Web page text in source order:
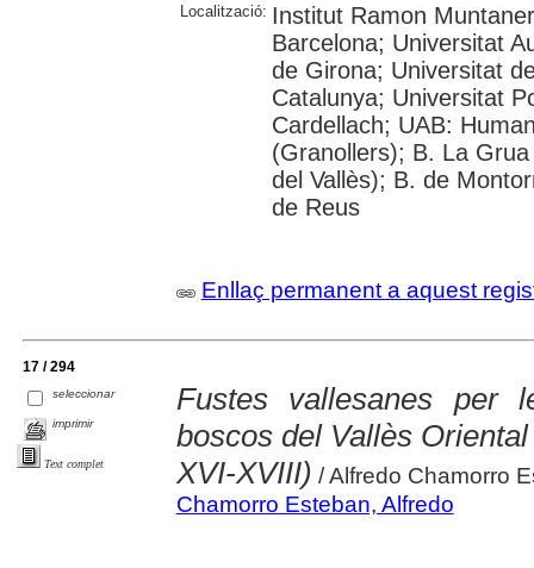
Localització: Institut Ramon
Barcelona; Universitat
de Girona; Universitat
Catalunya; Universitat
Cardellach; UAB:
(Granollers); B. La
del Vallès); B. de
de Reus
Enllaç permanent a aquest
17 / 294
seleccionar
imprimir
Text complet
Fustes vallesanes per
boscos del Vallès
XVI-XVIII) / Alfredo Chamorro
Chamorro Esteban, Alfredo